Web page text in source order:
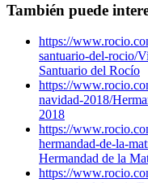
También puede
https://
santuario-del-rocio/
Santuario del Rocío
https://
navidad-2018/
2018
https://
hermandad-de-la-
Hermandad de la
https://